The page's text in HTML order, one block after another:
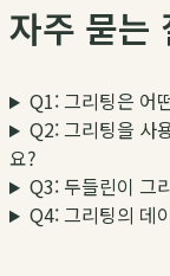
자주 묻는
Q1: 그리팅은 어
Q2: 그리팅을 사
요?
Q3: 두들린이 그
Q4: 그리팅의 데